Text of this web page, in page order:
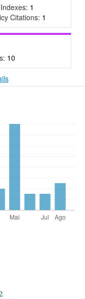
1
Citations: 1
10